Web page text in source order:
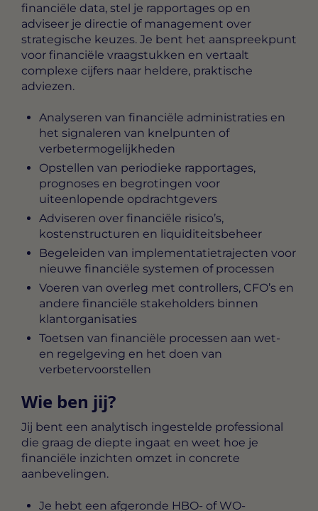
financiële data, stel je rapportages op en
adviseer je directie of management over
strategische keuzes. Je bent het aanspreekpunt
voor financiële vraagstukken en vertaalt
complexe cijfers naar heldere, praktische
adviezen.
Analyseren van financiële administraties en
het signaleren van knelpunten of
verbetermogelijkheden
Opstellen van periodieke rapportages,
prognoses en begrotingen voor
uiteenlopende opdrachtgevers
Adviseren over financiële risico’s,
kostenstructuren en liquiditeitsbeheer
Begeleiden van implementatietrajecten voor
nieuwe financiële systemen of processen
Voeren van overleg met controllers, CFO’s en
andere financiële stakeholders binnen
klantorganisaties
Toetsen van financiële processen aan wet-
en regelgeving en het doen van
verbetervoorstellen
Wie ben jij?
Jij bent een analytisch ingestelde professional
die graag de diepte ingaat en weet hoe je
financiële inzichten omzet in concrete
aanbevelingen.
Je hebt een afgeronde HBO- of WO-